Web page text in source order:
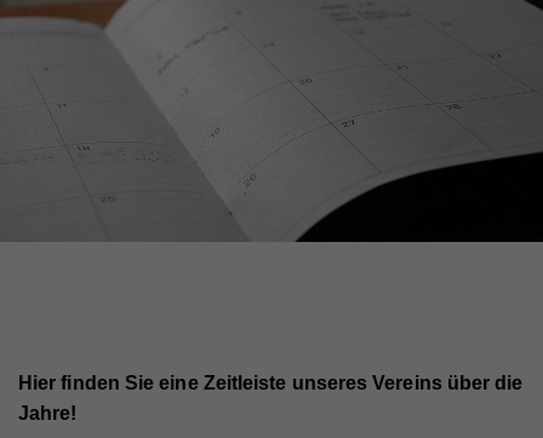
Hier finden Sie eine Zeitleiste unseres Vereins über die
Jahre!